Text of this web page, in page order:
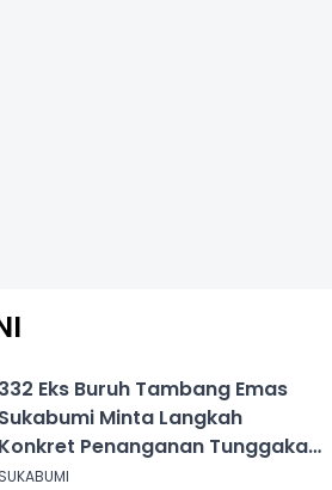
332 Eks Buruh Tambang Emas
Sukabumi Minta Langkah
Konkret Penanganan Tunggakan
Gaji Rp8,4 Miliar
SUKABUMI